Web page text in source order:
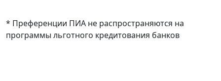
* Преференции ПИА не распространяются на
программы льготного кредитования банков